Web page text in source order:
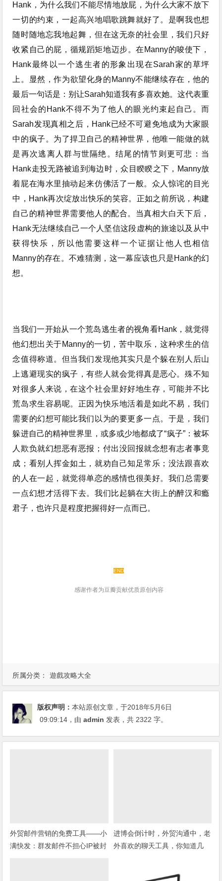
所属分类： 遊戲攻略大全
Hank，为什么我们不能尽情地放屁，为什么大家不放下
一切的约束，一起高兴地唱歌跳舞就好了。是啊我也想
随时随地忘我地起舞，但在这无奈的社会里，我们只好
收紧自己的屁，循规蹈矩地迈步。在Manny的唆使下，
Hank最终以一个逃生者的形象出现在Sarah家的草坪
上。显然，作为欲望化身的Manny不能继续存在，他的
最后一句话是：别让Sarah知道我有多喜欢她。这代表重
回社会的Hank不得不为了他人的眼光约束起自己。而
Sarah发现真相之后，Hank已经不可避免地成为大家眼
中的疯子。为了捍卫自己的精神世界，他唯一能做的就
是再次逃离人群与世隔绝。结尾的情节则更可悲：当
Hank走投无路被追到海边时，众目睽睽之下，Manny放
着屁在海水里抽动起来仿佛活了一般。众人惊诧的目光
中，Hank再次绽放出快乐的笑容。正如之前所说，构建
自己的精神世界需要他人的配合。当真相大白天下后，
Hank无法继续自己一个人坚信这段虚构的旅途以及从中
获得快乐，所以他需要这样一个证据让他人也相信
Manny的存在。不难猜测，这一幕应该也只是Hank的幻
想。
当我们一开始从一个荒岛逃生者的视角看Hank，就觉得
他幻想出关于Manny的一切，苦中取乐，这种求生的信
念值得称道。但当我们发现他其实只是个躲在别人后山
上逃避现实的疯子，有些人就会觉得真是恶心。殊不知
对很多人来说，在这个社会里好好地生存，可能并不比
荒岛求生容易呢。正因为快乐地活着是如此不易，我们
需要的幻想可能比我们以为的要更多一点。于是，我们
躲进自己的精神世界里，或多或少地都成了“疯子”：被坏
人欺负就幻想恶有恶报；付出没回报就念想有志者事竟
成；看别人挥金如土，就劝自己知足常乐；没法跟喜欢
的人在一起，就觉得单恋的感情也很美好。我们总需要
一点幻想才活得下去。我们比起躺在大街上的醉汉和瘾
君子，也许只是程度把握得好一点而已。
END
感谢作者为豆瓣贡献优质原创内容
版权声明：本站原创文章，于2018年5月6日
09:09:14 ，由admin 发表，共 2322 字。
外贸邮件营销的免费工具——小
满快发：群发邮件不担心IP被封
进博会倒计时，外贸沟通中，老
外喜欢的聊天工具，你知道几